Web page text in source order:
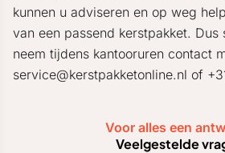
kunnen u adviseren en op weg
van een passend kerstpakket. Dus
neem tijdens kantooruren contact
service@kerstpakketonline.nl of
Voor alles een
Veelgestelde